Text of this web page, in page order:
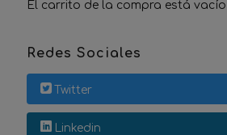
El carrito de la compra está vacío
Redes Sociales
Twitter
Linkedin